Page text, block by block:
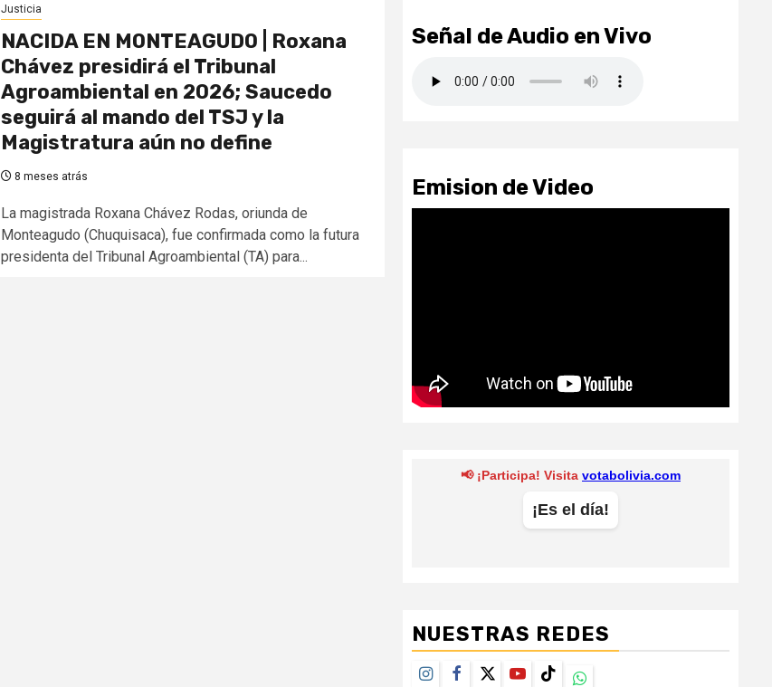
Justicia
NACIDA EN MONTEAGUDO | Roxana
Chávez presidirá el Tribunal
Agroambiental en 2026; Saucedo
seguirá al mando del TSJ y la
Magistratura aún no define
8 meses atrás
La magistrada Roxana Chávez Rodas, oriunda de
Monteagudo (Chuquisaca), fue confirmada como la futura
presidenta del Tribunal Agroambiental (TA) para...
Señal de Audio en Vivo
Emision de Video
NUESTRAS REDES
Instagram
Facebook
TwitterYoutubeTikTokWhatsapp